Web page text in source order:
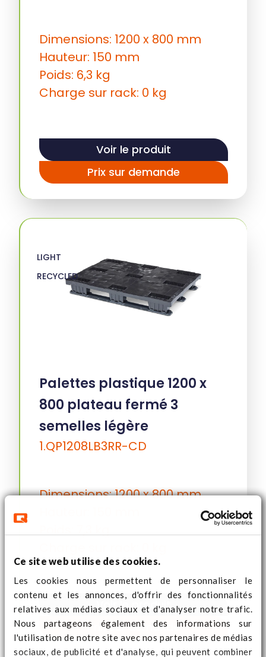
Ce site web utilise des cookies.
Les cookies nous permettent de personnaliser le
contenu et les annonces, d'offrir des fonctionnalités
relatives aux médias sociaux et d'analyser notre trafic.
Nous partageons également des informations sur
l'utilisation de notre site avec nos partenaires de médias
sociaux, de publicité et d'analyse, qui peuvent combiner
Dimensions: 1200 x 800 mm
Hauteur: 150 mm
Poids: 6,3 kg
Charge sur rack: 0 kg
Voir le produit
Prix sur demande
LIGHT
RECYCLED
Palettes plastique 1200 x
800 plateau fermé 3
semelles légère
1.QP1208LB3RR-CD
Dimensions: 1200 x 800 mm
Voir le produit
Prix sur demande